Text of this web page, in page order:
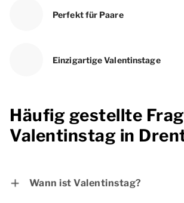
Perfekt für Paare
Einzigartige Valentinstage
Häufig gestellte
Valentinstag in
Wann ist Valentinstag?